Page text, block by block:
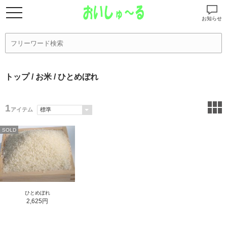
お知らせ
トップ/ お米 / ひとめぼれ
1アイテム
SOLD
ひとめぼれ
2,625円